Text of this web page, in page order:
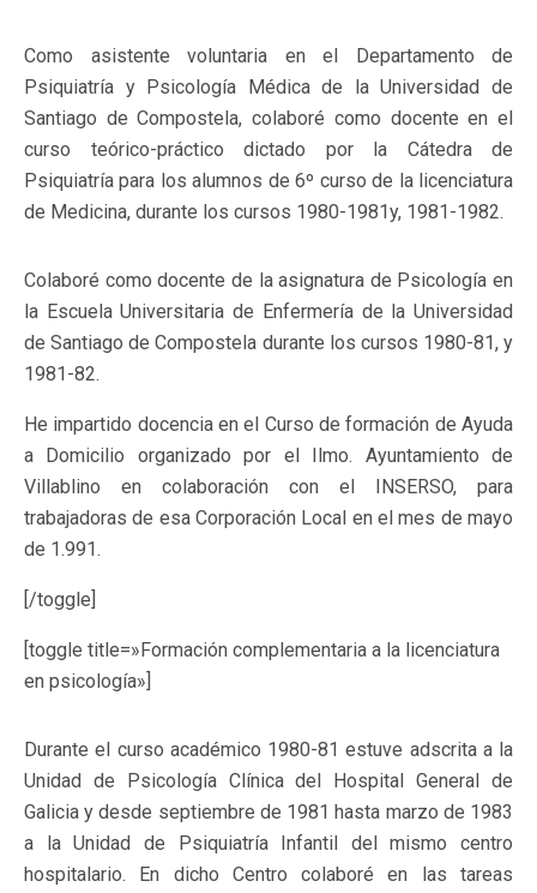
Como asistente voluntaria en el Departamento de
Psiquiatría y Psicología Médica de la Universidad de
Santiago de Compostela, colaboré como docente en el
curso teórico-práctico dictado por la Cátedra de
Psiquiatría para los alumnos de 6º curso de la licenciatura
de Medicina, durante los cursos 1980-1981y, 1981-1982.
Colaboré como docente de la asignatura de Psicología en
la Escuela Universitaria de Enfermería de la Universidad
de Santiago de Compostela durante los cursos 1980-81, y
1981-82.
He impartido docencia en el Curso de formación de Ayuda
a Domicilio organizado por el Ilmo. Ayuntamiento de
Villablino en colaboración con el INSERSO, para
trabajadoras de esa Corporación Local en el mes de mayo
de 1.991.
[/toggle]
[toggle title=»Formación complementaria a la licenciatura
en psicología»]
Durante el curso académico 1980-81 estuve adscrita a la
Unidad de Psicología Clínica del Hospital General de
Galicia y desde septiembre de 1981 hasta marzo de 1983
a la Unidad de Psiquiatría Infantil del mismo centro
hospitalario. En dicho Centro colaboré en las tareas